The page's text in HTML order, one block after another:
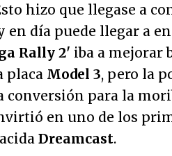
hizo que llegase a
en día puede llegar a
Rally 2' iba a mejorar
placa Model 3, pero la
conversión para la
en uno de los
Dreamcast.